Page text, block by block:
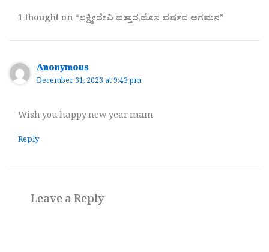
1 thought on “ಲಕ್ಷ್ಮೀದೇವಿ ಪತ್ತಾರ,ಹೊಸ ವರ್ಷದ ಆಗಮನ”
Anonymous
December 31, 2023 at 9:43 pm
Wish you happy new year mam
Reply
Leave a Reply